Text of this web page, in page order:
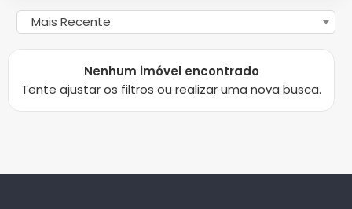
Mais Recente
Nenhum imóvel encontrado
Tente ajustar os filtros ou realizar uma nova busca.